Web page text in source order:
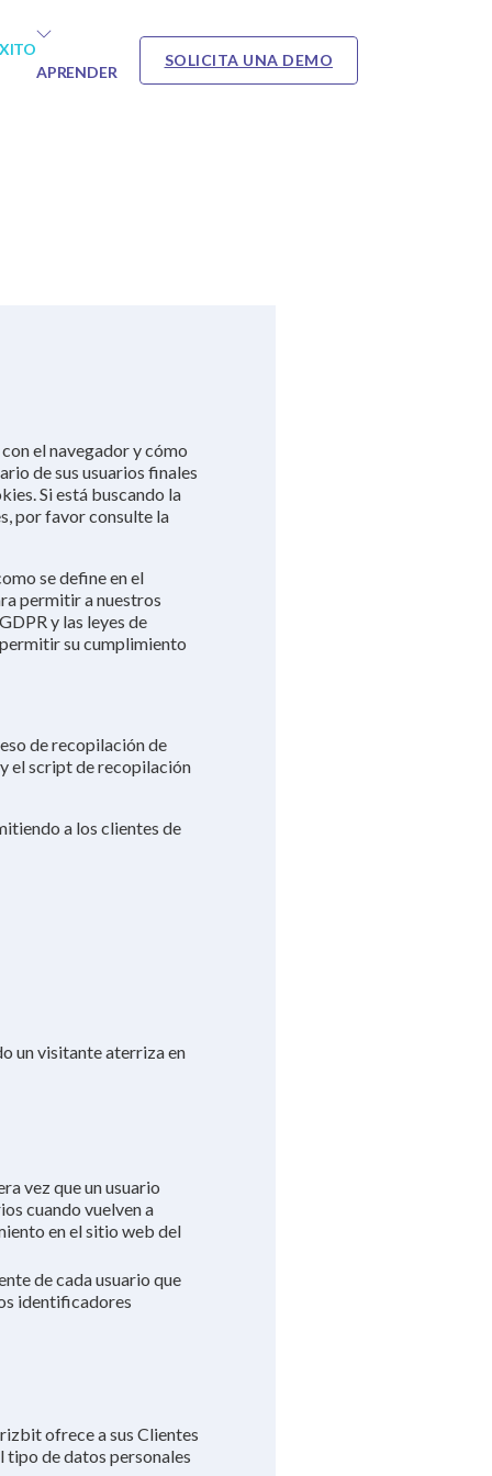
APRENDER
SOLICITA UNA DEMO
el navegador y cómo
de sus usuarios finales
Si está buscando la
por favor consulte la
se define en el
permitir a nuestros
y las leyes de
su cumplimiento
de recopilación de
el script de recopilación
a los clientes de
un visitante aterriza en
vez que un usuario
cuando vuelven a
en el sitio web del
de cada usuario que
identificadores
ofrece a sus Clientes
tipo de datos personales